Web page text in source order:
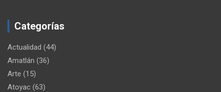
Categorías
Actualidad (44)
Amatlán (36)
Arte (15)
Atoyac (63)